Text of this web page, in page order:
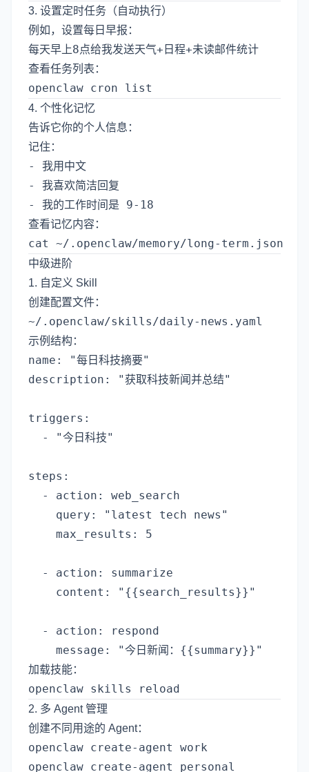
3. 设置定时任务（自动执行）
例如，设置每日早报：
查看任务列表：
4. 个性化记忆
告诉它你的个人信息：
记住：
- 我用中文
- 我喜欢简洁回复
查看记忆内容：
中级进阶
1. 自定义 Skill
创建配置文件：
示例结构：
name: "每日科技摘要"
description: "获取科技新闻并总结"
triggers:
  - "今日科技"
steps:
  - action: web_search
    query: "latest tech news"
    max_results: 5
  - action: summarize
    content: "{{search_results}}"
  - action: respond
加载技能：
2. 多 Agent 管理
创建不同用途的 Agent：
openclaw create-agent work